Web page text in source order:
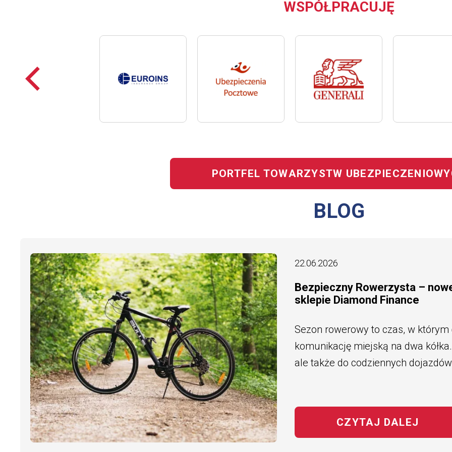
WSPÓŁPRACUJĘ
Poprzednie
loga
PORTFEL TOWARZYSTW
BLOG
22.06.2026
Bezpieczny Rowerzysta –
sklepie Diamond Finance
Sezon rowerowy to czas, w
komunikację miejską na dwa
ale także do codziennych
CZYTAJ DALEJ